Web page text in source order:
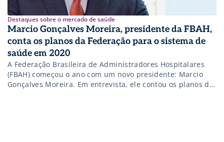
Destaques sobre o mercado de saúde
Marcio Gonçalves Moreira, presidente da FBAH,
conta os planos da Federação para o sistema de
saúde em 2020
A Federação Brasileira de Administradores Hospitalares
(FBAH) começou o ano com um novo presidente: Marcio
Gonçalves Moreira. Em entrevista, ele contou os planos da